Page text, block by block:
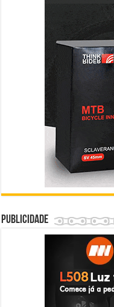
Publicidade